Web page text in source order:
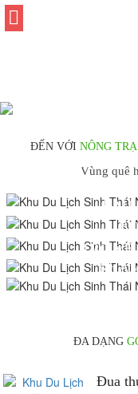
ĐẾN VỚI NÔNG
Vùng quê
TRẢI
RAU
TRỞ VỀ
ĐA DẠNG
Đua